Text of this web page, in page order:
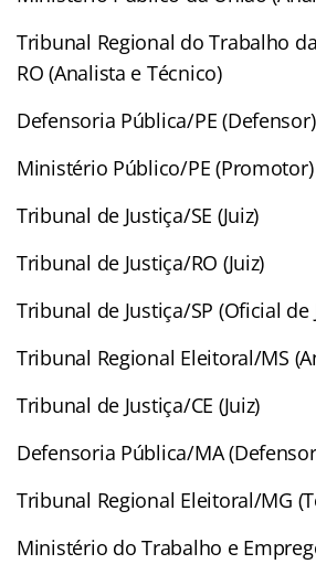
Tribunal Regional do Trabalho
RO (Analista e Técnico)
Defensoria Pública/PE (Defensor)
Ministério Público/PE (Promotor)
Tribunal de Justiça/SE (Juiz)
Tribunal de Justiça/RO (Juiz)
Tribunal de Justiça/SP (Oficial de
Tribunal Regional Eleitoral/MS
Tribunal de Justiça/CE (Juiz)
Defensoria Pública/MA
Tribunal Regional Eleitoral/MG
Ministério do Trabalho e